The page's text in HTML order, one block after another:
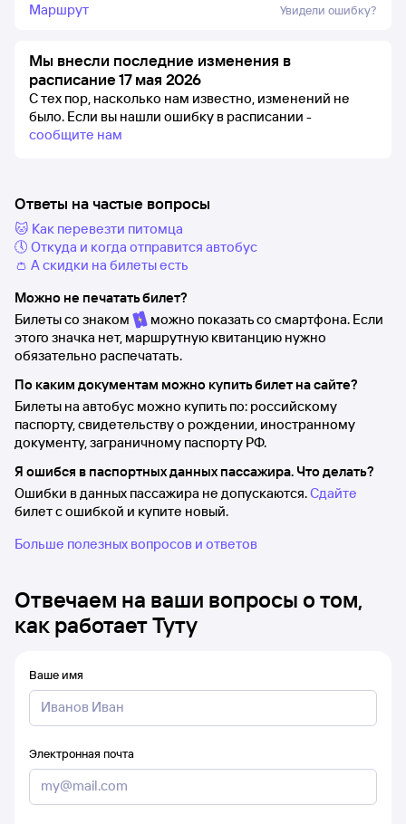
Маршрут Увидели ошибку?
Мы внесли последние изменения в
расписание 17 мая 2026
С тех пор, насколько нам известно, изменений не
было. Если вы нашли ошибку в расписании -
сообщите нам
Ответы на частые вопросы
🐱 Как перевезти питомца
🕔 Откуда и когда отправится автобус
👛 А скидки на билеты есть
Можно не печатать билет?
Билеты со знаком
можно показать со смартфона. Если
этого значка нет, маршрутную квитанцию нужно
обязательно распечатать.
По каким документам можно купить билет на сайте?
Билеты на автобус можно купить по: российскому
паспорту, свидетельству о рождении, иностранному
документу, заграничному паспорту РФ.
Я ошибся в паспортных данных пассажира. Что делать?
Ошибки в данных пассажира не допускаются.Сдайте
билет с ошибкой и купите новый.
Больше полезных вопросов и ответов
Отвечаем на ваши вопросы о том,
как работает Туту
Ваше имя
Электронная почта